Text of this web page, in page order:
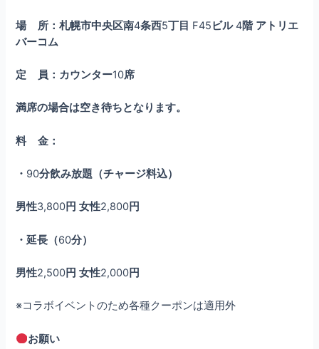
場 所：札幌市中央区南4条西5丁目 F45ビル4階 アトリエ
バーコム
定 員：カウンター10席
満席の場合は空き待ちとなります。
料 金：
・ 90分飲み放題（チャージ料込）
男性3,800円 女性2,800円
・延長（60分）
男性2,500円 女性2,000円
※コラボイベントのため各種クーポンは適用外
お願い